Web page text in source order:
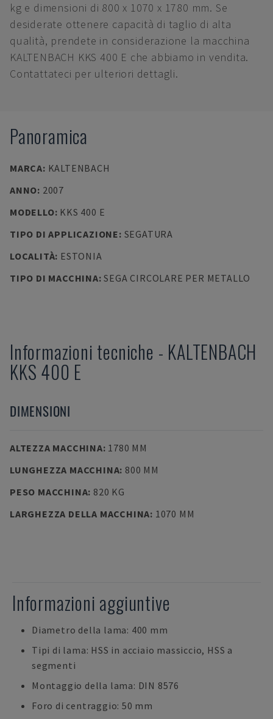
kg e dimensioni di 800 x 1070 x 1780 mm. Se
desiderate ottenere capacità di taglio di alta
qualità, prendete in considerazione la macchina
KALTENBACH KKS 400 E che abbiamo in vendita.
Contattateci per ulteriori dettagli.
Panoramica
MARCA: KALTENBACH
ANNO: 2007
MODELLO: KKS 400 E
TIPO DI APPLICAZIONE: SEGATURA
LOCALITÀ: ESTONIA
TIPO DI MACCHINA:SEGA CIRCOLARE PER METALLO
Informazioni tecniche - KALTENBACH
KKS 400 E
DIMENSIONI
ALTEZZA MACCHINA: 1780 MM
LUNGHEZZA MACCHINA: 800 MM
PESO MACCHINA: 820 KG
LARGHEZZA DELLA MACCHINA: 1070 MM
Informazioni aggiuntive
Diametro della lama: 400 mm
Tipi di lama: HSS in acciaio massiccio, HSS a
segmenti
Montaggio della lama: DIN 8576
Foro di centraggio: 50 mm